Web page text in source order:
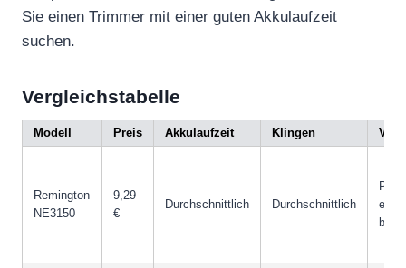
Sie einen Trimmer mit einer guten Akkulaufzeit
suchen.
Vergleichstabelle
Modell Preis Akkulaufzeit Klingen
Remington
NE3150
9,29
€
Durchschnittlich Durchschnittlich